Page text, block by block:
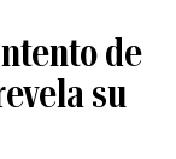
de
su